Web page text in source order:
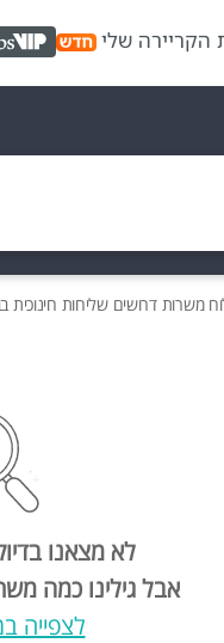
הקריירה שלי VIP
משרותדרושים שליחות חינוכית
לא מצאנו
אבל גילינו כמה
לצפייה